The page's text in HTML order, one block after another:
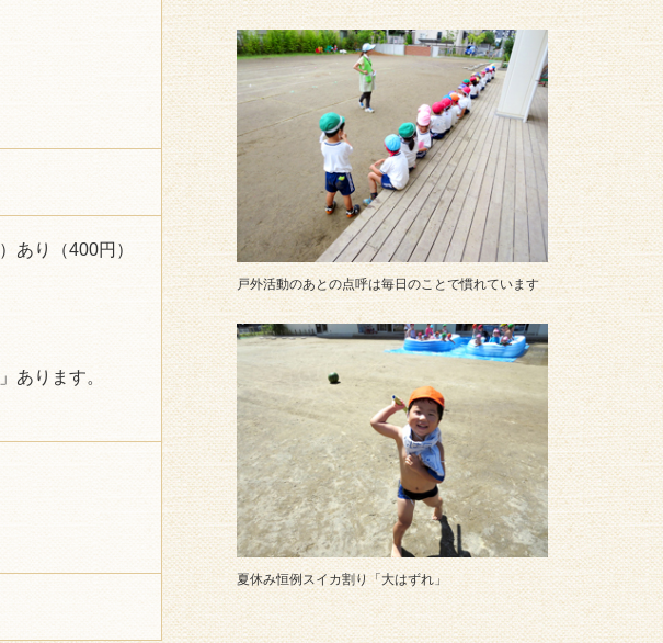
あり（400円）
あります。
戸外活動のあとの点呼は毎日のことで慣れています
夏休み恒例スイカ割り「大はずれ」